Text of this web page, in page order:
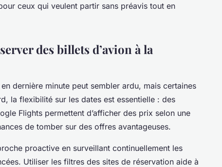
ceux qui veulent partir sans préavis tout en
des billets d’avion à la
en dernière minute peut sembler ardu, mais certaines
la flexibilité sur les dates est essentielle : des
Flights permettent d’afficher des prix selon une
de tomber sur des offres avantageuses.
proactive en surveillant continuellement les
Utiliser les filtres des sites de réservation aide à